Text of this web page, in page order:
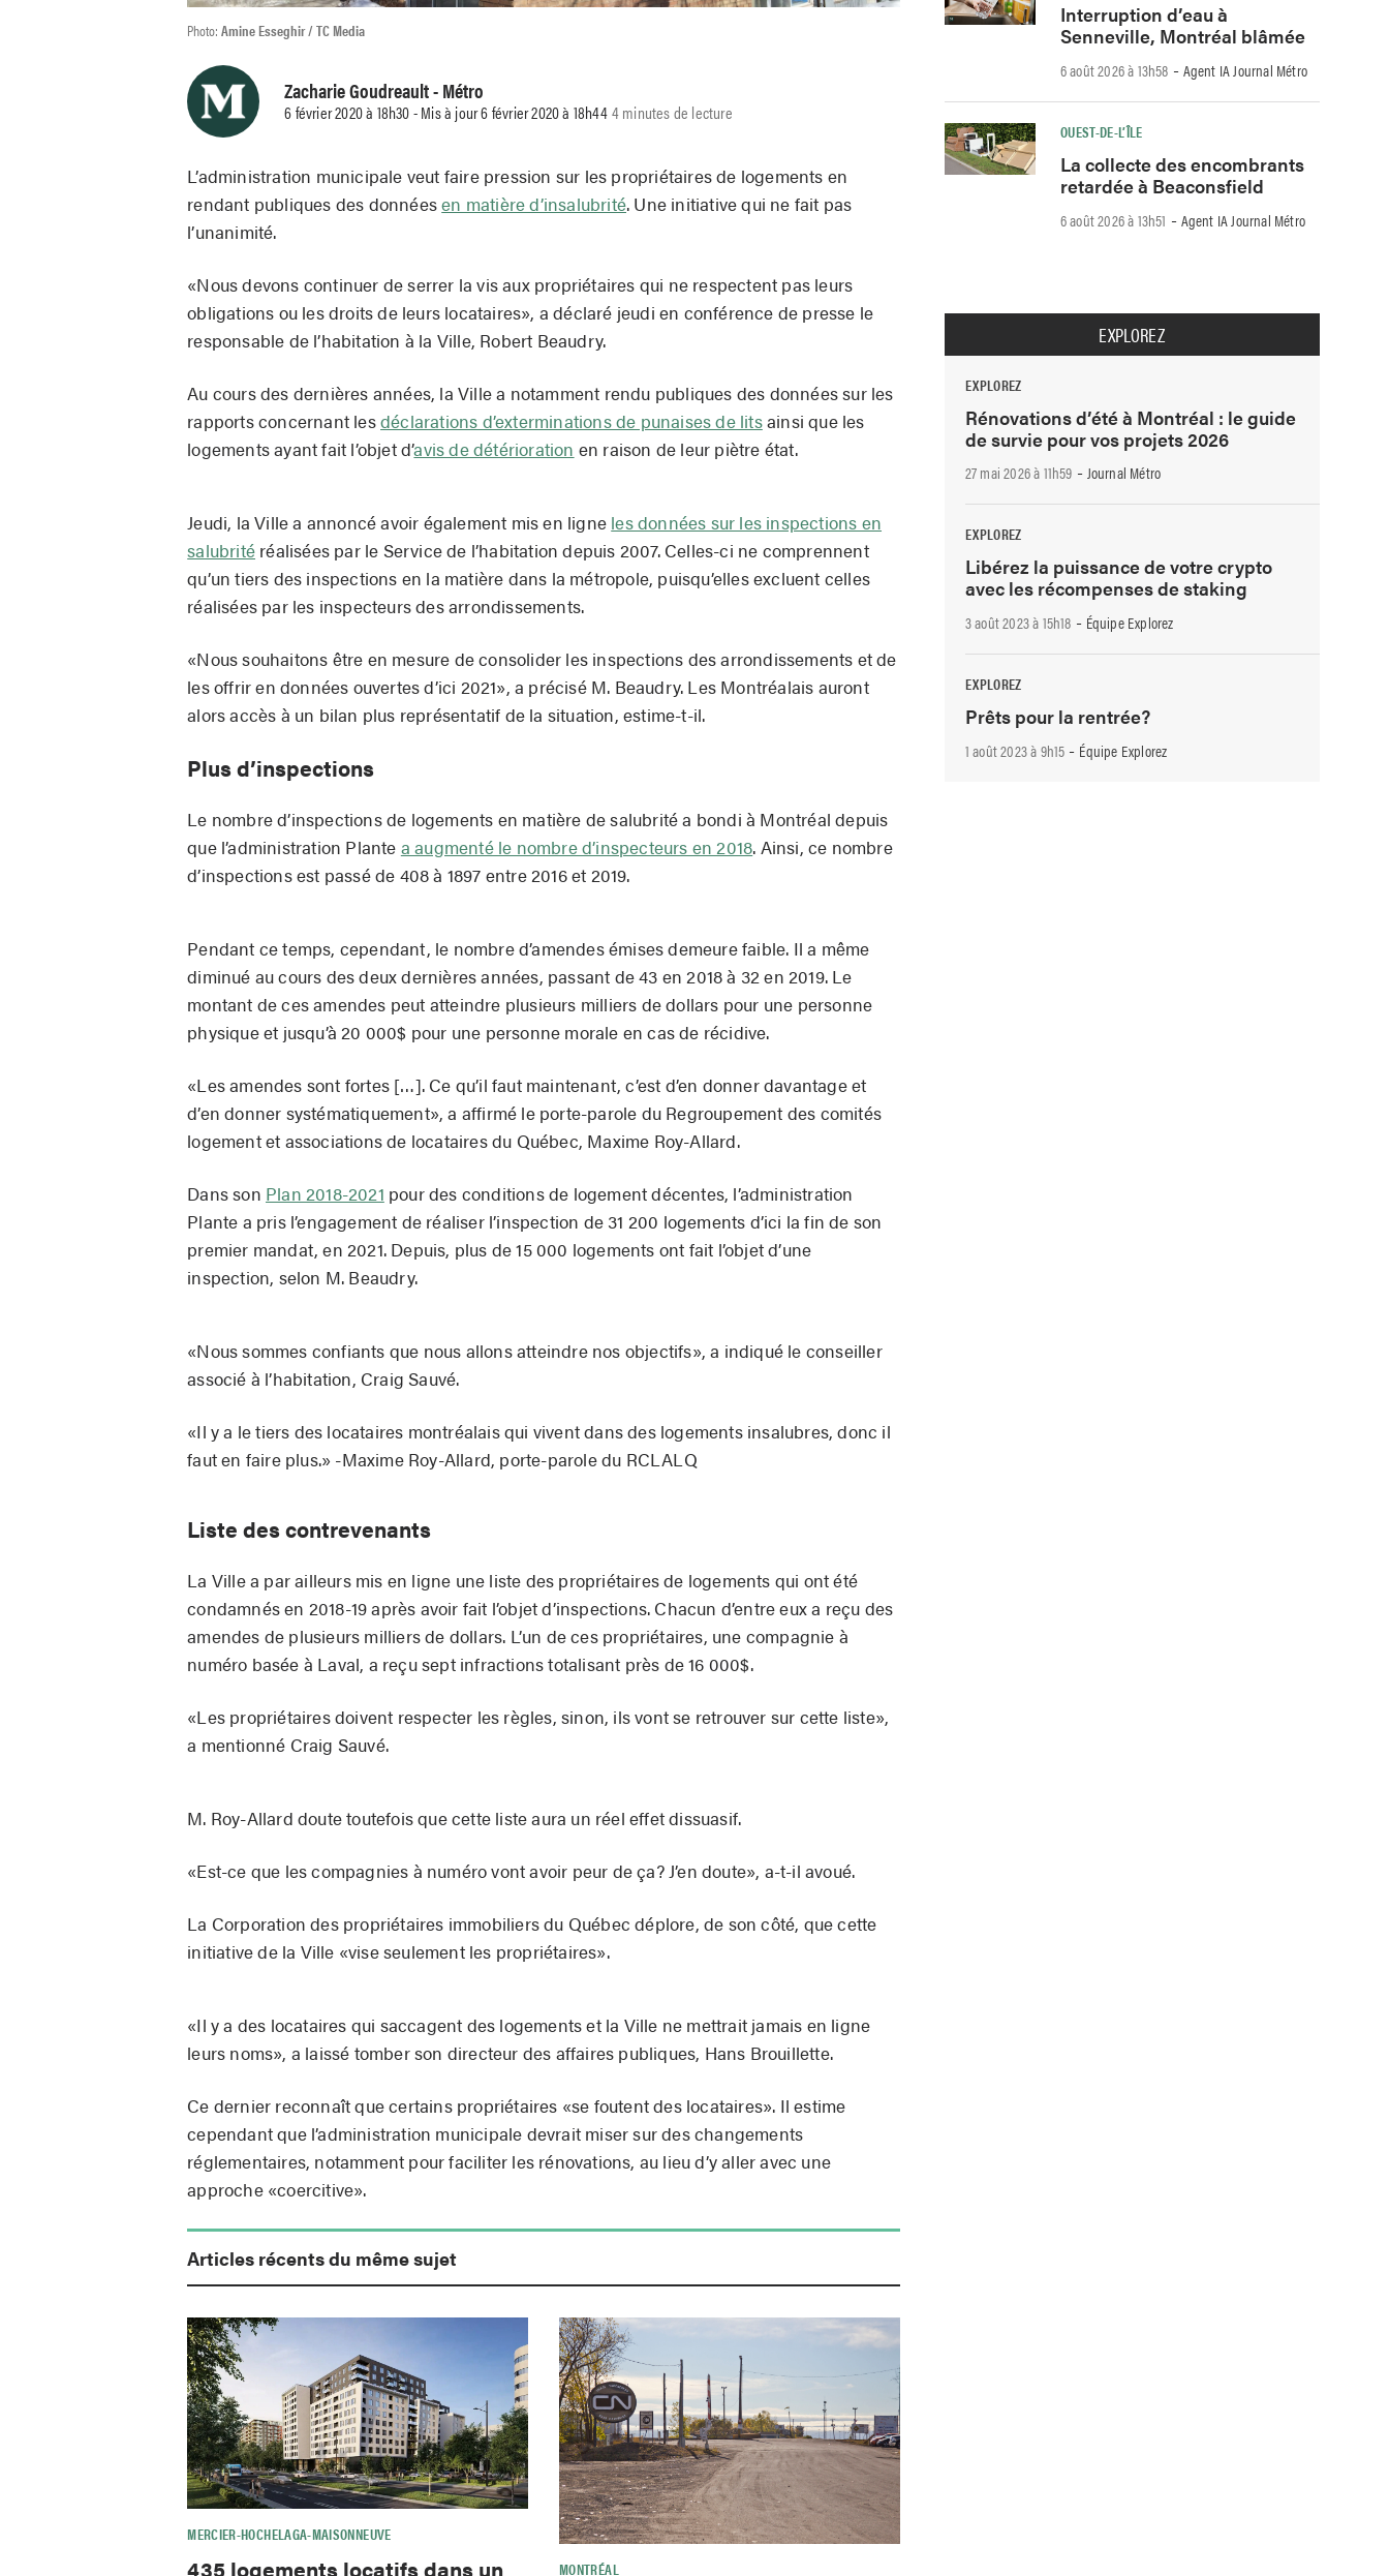
Photo:Amine Esseghir / TC Media
Zacharie Goudreault- Métro
6 février 2020 à 18h30 - Mis à jour 6 février 2020 à 18h444 minutes de lecture
L’administration municipale veut faire pression sur les propriétaires de logements en
rendant publiques des donnéesen matière d’insalubrité. Une initiative qui ne fait pas
l’unanimité.
«Nous devons continuer de serrer la vis aux propriétaires qui ne respectent pas leurs
obligations ou les droits de leurs locataires», a déclaré jeudi en conférence de presse le
responsable de l’habitation à la Ville, Robert Beaudry.
Au cours des dernières années, la Ville a notamment rendu publiques des données sur les
rapports concernant lesdéclarations d’exterminations de punaises de litsainsi que les
logements ayant fait l’objet d’avis de détérioration en raison de leur piètre état.
Jeudi, la Ville a annoncé avoir également mis en ligne les données sur les inspections en
salubrité réalisées par le Service de l’habitation depuis 2007. Celles-ci ne comprennent
qu’un tiers des inspections en la matière dans la métropole, puisqu’elles excluent celles
réalisées par les inspecteurs des arrondissements.
«Nous souhaitons être en mesure de consolider les inspections des arrondissements et de
les offrir en données ouvertes d’ici 2021», a précisé M. Beaudry. Les Montréalais auront
alors accès à un bilan plus représentatif de la situation, estime-t-il.
Plus d’inspections
Le nombre d’inspections de logements en matière de salubrité a bondi à Montréal depuis
que l’administration Plante a augmenté le nombre d’inspecteurs en 2018. Ainsi, ce nombre
d’inspections est passé de 408 à 1897 entre 2016 et 2019.
Pendant ce temps, cependant, le nombre d’amendes émises demeure faible. Il a même
diminué au cours des deux dernières années, passant de 43 en 2018 à 32 en 2019. Le
montant de ces amendes peut atteindre plusieurs milliers de dollars pour une personne
physique et jusqu’à 20 000$ pour une personne morale en cas de récidive.
«Les amendes sont fortes […]. Ce qu’il faut maintenant, c’est d’en donner davantage et
d’en donner systématiquement», a affirmé le porte-parole du Regroupement des comités
logement et associations de locataires du Québec, Maxime Roy-Allard.
Dans son Plan 2018-2021 pour des conditions de logement décentes, l’administration
Plante a pris l’engagement de réaliser l’inspection de 31 200 logements d’ici la fin de son
premier mandat, en 2021. Depuis, plus de 15 000 logements ont fait l’objet d’une
inspection, selon M. Beaudry.
«Nous sommes confiants que nous allons atteindre nos objectifs», a indiqué le conseiller
associé à l’habitation, Craig Sauvé.
«Il y a le tiers des locataires montréalais qui vivent dans des logements insalubres, donc il
faut en faire plus.» -Maxime Roy-Allard, porte-parole du RCLALQ
Liste des contrevenants
La Ville a par ailleurs mis en ligne une liste des propriétaires de logements qui ont été
condamnés en 2018-19 après avoir fait l’objet d’inspections. Chacun d’entre eux a reçu des
amendes de plusieurs milliers de dollars. L’un de ces propriétaires, une compagnie à
numéro basée à Laval, a reçu sept infractions totalisant près de 16 000$.
«Les propriétaires doivent respecter les règles, sinon, ils vont se retrouver sur cette liste»,
a mentionné Craig Sauvé.
M. Roy-Allard doute toutefois que cette liste aura un réel effet dissuasif.
«Est-ce que les compagnies à numéro vont avoir peur de ça? J’en doute», a-t-il avoué.
La Corporation des propriétaires immobiliers du Québec déplore, de son côté, que cette
initiative de la Ville «vise seulement les propriétaires».
«Il y a des locataires qui saccagent des logements et la Ville ne mettrait jamais en ligne
leurs noms», a laissé tomber son directeur des affaires publiques, Hans Brouillette.
Ce dernier reconnaît que certains propriétaires «se foutent des locataires». Il estime
cependant que l’administration municipale devrait miser sur des changements
réglementaires, notamment pour faciliter les rénovations, au lieu d’y aller avec une
approche «coercitive».
Articles récents du même sujet
MERCIER-HOCHELAGA-MAISONNEUVE
435 logements locatifs dans un MONTRÉAL
Interruption d’eau à
Senneville, Montréal blâmée
6 août 2026 à 13h58 -Agent IA Journal Métro
OUEST-DE-L’ÎLE
La collecte des encombrants
retardée à Beaconsfield
6 août 2026 à 13h51 -Agent IA Journal Métro
EXPLOREZ
EXPLOREZ
Rénovations d’été à Montréal : le guide
de survie pour vos projets 2026
27 mai 2026 à 11h59 -Journal Métro
EXPLOREZ
Libérez la puissance de votre crypto
avec les récompenses de staking
3 août 2023 à 15h18 - Équipe Explorez
EXPLOREZ
Prêts pour la rentrée?
1 août 2023 à 9h15 - Équipe Explorez